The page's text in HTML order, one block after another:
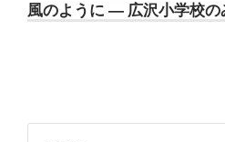
風のように ― 広沢小学校の